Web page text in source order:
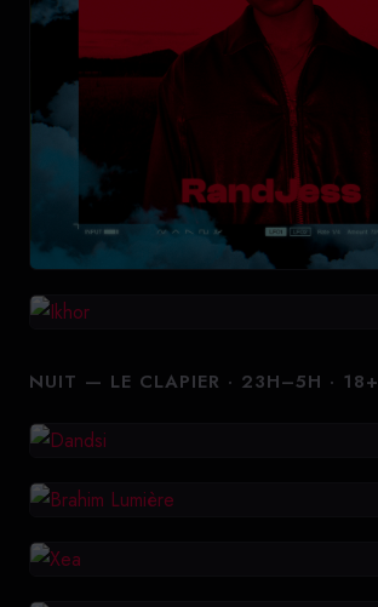
NUIT — LE CLAPIER · 23H–5H · 18+